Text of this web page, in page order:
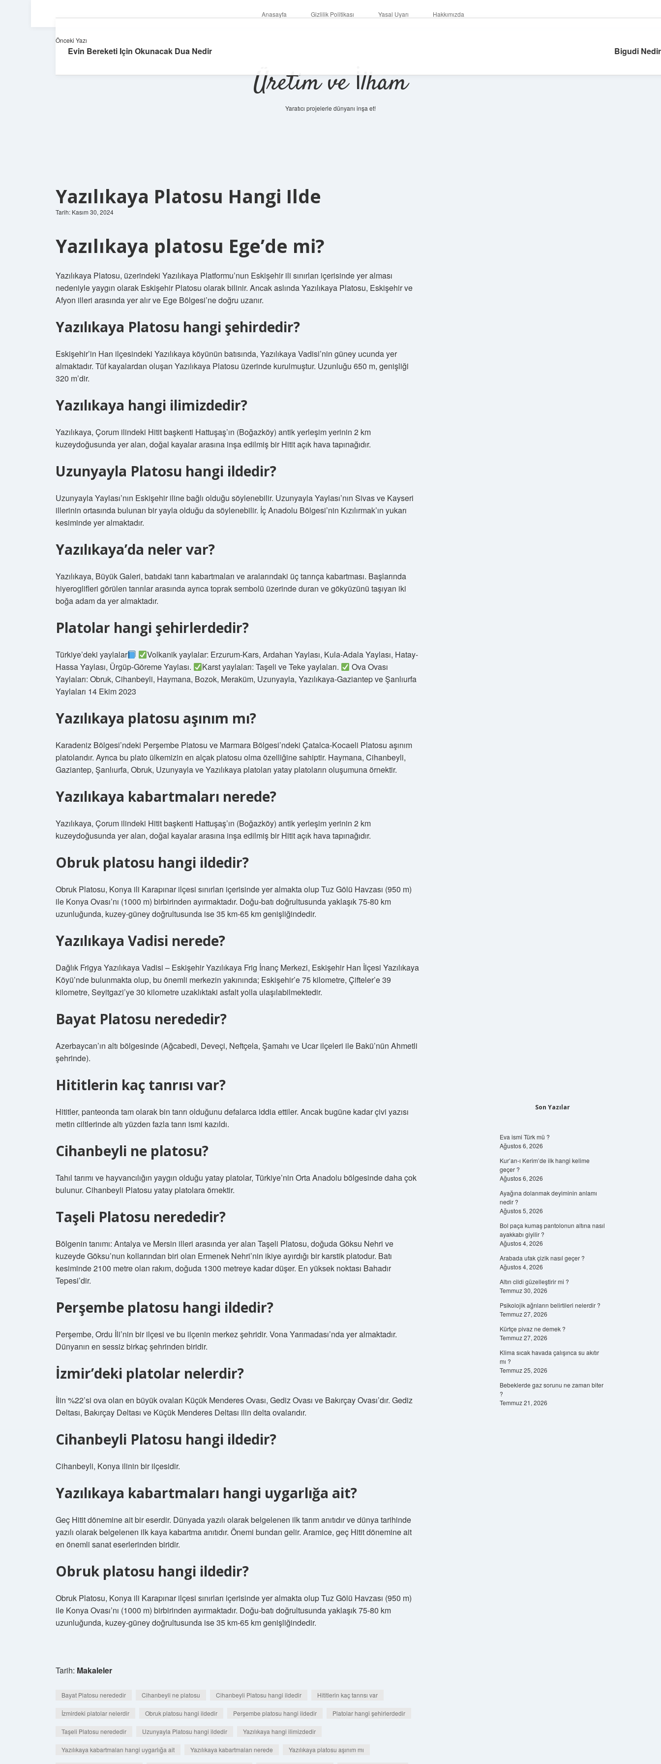
Anasayfa Gizlilik Politikası Yasal Uyarı Hakkımızda
Üretim ve İlham
Yaratıcı projelerle dünyanı inşa et!
Yazılıkaya Platosu Hangi Ilde
Tarih: Kasım 30, 2024
Yazılıkaya platosu Ege’de mi?
Yazılıkaya Platosu, üzerindeki Yazılıkaya Platformu’nun Eskişehir ili sınırları içerisinde yer alması
nedeniyle yaygın olarak Eskişehir Platosu olarak bilinir. Ancak aslında Yazılıkaya Platosu, Eskişehir ve
Afyon illeri arasında yer alır ve Ege Bölgesi’ne doğru uzanır.
Yazılıkaya Platosu hangi şehirdedir?
Eskişehir’in Han ilçesindeki Yazılıkaya köyünün batısında, Yazılıkaya Vadisi’nin güney ucunda yer
almaktadır. Tüf kayalardan oluşan Yazılıkaya Platosu üzerinde kurulmuştur. Uzunluğu 650 m, genişliği
320 m’dir.
Yazılıkaya hangi ilimizdedir?
Yazılıkaya, Çorum ilindeki Hitit başkenti Hattuşaş’ın (Boğazköy) antik yerleşim yerinin 2 km
kuzeydoğusunda yer alan, doğal kayalar arasına inşa edilmiş bir Hitit açık hava tapınağıdır.
Uzunyayla Platosu hangi ildedir?
Uzunyayla Yaylası’nın Eskişehir iline bağlı olduğu söylenebilir. Uzunyayla Yaylası’nın Sivas ve Kayseri
illerinin ortasında bulunan bir yayla olduğu da söylenebilir. İç Anadolu Bölgesi’nin Kızılırmak’ın yukarı
kesiminde yer almaktadır.
Yazılıkaya’da neler var?
Yazılıkaya, Büyük Galeri, batıdaki tanrı kabartmaları ve aralarındaki üç tanrıça kabartması. Başlarında
hiyeroglifleri görülen tanrılar arasında ayrıca toprak sembolü üzerinde duran ve gökyüzünü taşıyan iki
boğa adam da yer almaktadır.
Platolar hangi şehirlerdedir?
Türkiye’deki yaylalar
Volkanik yaylalar: Erzurum-Kars, Ardahan Yaylası, Kula-Adala Yaylası, Hatay-
Hassa Yaylası, Ürgüp-Göreme Yaylası.
Karst yaylaları: Taşeli ve Teke yaylaları.
Ova Ovası
Yaylaları: Obruk, Cihanbeyli, Haymana, Bozok, Meraküm, Uzunyayla, Yazılıkaya-Gaziantep ve Şanlıurfa
Yaylaları 14 Ekim 2023
Yazılıkaya platosu aşınım mı?
Karadeniz Bölgesi’ndeki Perşembe Platosu ve Marmara Bölgesi’ndeki Çatalca-Kocaeli Platosu aşınım
platolarıdır. Ayrıca bu plato ülkemizin en alçak platosu olma özelliğine sahiptir. Haymana, Cihanbeyli,
Gaziantep, Şanlıurfa, Obruk, Uzunyayla ve Yazılıkaya platoları yatay platoların oluşumuna örnektir.
Yazılıkaya kabartmaları nerede?
Yazılıkaya, Çorum ilindeki Hitit başkenti Hattuşaş’ın (Boğazköy) antik yerleşim yerinin 2 km
kuzeydoğusunda yer alan, doğal kayalar arasına inşa edilmiş bir Hitit açık hava tapınağıdır.
Obruk platosu hangi ildedir?
Obruk Platosu, Konya ili Karapınar ilçesi sınırları içerisinde yer almakta olup Tuz Gölü Havzası (950 m)
ile Konya Ovası’nı (1000 m) birbirinden ayırmaktadır. Doğu-batı doğrultusunda yaklaşık 75-80 km
uzunluğunda, kuzey-güney doğrultusunda ise 35 km-65 km genişliğindedir.
Yazılıkaya Vadisi nerede?
Dağlık Frigya Yazılıkaya Vadisi – Eskişehir Yazılıkaya Frig İnanç Merkezi, Eskişehir Han İlçesi Yazılıkaya
Köyü’nde bulunmakta olup, bu önemli merkezin yakınında; Eskişehir’e 75 kilometre, Çifteler’e 39
kilometre, Seyitgazi’ye 30 kilometre uzaklıktaki asfalt yolla ulaşılabilmektedir.
Bayat Platosu nerededir?
Azerbaycan’ın altı bölgesinde (Ağcabedi, Deveçi, Neftçela, Şamahı ve Ucar ilçeleri ile Bakü’nün Ahmetli
şehrinde).
Hititlerin kaç tanrısı var?
Hititler, panteonda tam olarak bin tanrı olduğunu defalarca iddia ettiler. Ancak bugüne kadar çivi yazısı
metin ciltlerinde altı yüzden fazla tanrı ismi kazıldı.
Cihanbeyli ne platosu?
Tahıl tarımı ve hayvancılığın yaygın olduğu yatay platolar, Türkiye’nin Orta Anadolu bölgesinde daha çok
bulunur. Cihanbeyli Platosu yatay platolara örnektir.
Taşeli Platosu nerededir?
Bölgenin tanımı: Antalya ve Mersin illeri arasında yer alan Taşeli Platosu, doğuda Göksu Nehri ve
kuzeyde Göksu’nun kollarından biri olan Ermenek Nehri’nin ikiye ayırdığı bir karstik platodur. Batı
kesiminde 2100 metre olan rakım, doğuda 1300 metreye kadar düşer. En yüksek noktası Bahadır
Tepesi’dir.
Perşembe platosu hangi ildedir?
Perşembe, Ordu İli’nin bir ilçesi ve bu ilçenin merkez şehridir. Vona Yarımadası’nda yer almaktadır.
Dünyanın en sessiz birkaç şehrinden biridir.
İzmir’deki platolar nelerdir?
İlin %22’si ova olan en büyük ovaları Küçük Menderes Ovası, Gediz Ovası ve Bakırçay Ovası’dır. Gediz
Deltası, Bakırçay Deltası ve Küçük Menderes Deltası ilin delta ovalarıdır.
Cihanbeyli Platosu hangi ildedir?
Cihanbeyli, Konya ilinin bir ilçesidir.
Yazılıkaya kabartmaları hangi uygarlığa ait?
Geç Hitit dönemine ait bir eserdir. Dünyada yazılı olarak belgelenen ilk tarım anıtıdır ve dünya tarihinde
yazılı olarak belgelenen ilk kaya kabartma anıtıdır. Önemi bundan gelir. Aramice, geç Hitit dönemine ait
en önemli sanat eserlerinden biridir.
Obruk platosu hangi ildedir?
Obruk Platosu, Konya ili Karapınar ilçesi sınırları içerisinde yer almakta olup Tuz Gölü Havzası (950 m)
ile Konya Ovası’nı (1000 m) birbirinden ayırmaktadır. Doğu-batı doğrultusunda yaklaşık 75-80 km
uzunluğunda, kuzey-güney doğrultusunda ise 35 km-65 km genişliğindedir.
Tarih: Makaleler
Bayat Platosu nerededir Cihanbeyli ne platosu Cihanbeyli Platosu hangi ildedir Hititlerin kaç tanrısı var
İzmirdeki platolar nelerdir Obruk platosu hangi ildedir Perşembe platosu hangi ildedir Platolar hangi şehirlerdedir
Taşeli Platosu nerededir Uzunyayla Platosu hangi ildedir Yazılıkaya hangi ilimizdedir
Yazılıkaya kabartmaları hangi uygarlığa ait Yazılıkaya kabartmaları nerede Yazılıkaya platosu aşınım mı
Önceki Yazı
Evin Bereketi Için Okunacak Dua Nedir Bigudi Nedir
Son Yazılar
Eva ismi Türk mü ?
Ağustos 6, 2026
Kur’an-ı Kerim’de ilk hangi kelime
geçer ?
Ağustos 6, 2026
Ayağına dolanmak deyiminin anlamı
nedir ?
Ağustos 5, 2026
Bol paça kumaş pantolonun altına nasıl
ayakkabı giyilir ?
Ağustos 4, 2026
Arabada ufak çizik nasıl geçer ?
Ağustos 4, 2026
Altın cildi güzelleştirir mi ?
Temmuz 30, 2026
Psikolojik ağrıların belirtileri nelerdir ?
Temmuz 27, 2026
Kürtçe pivaz ne demek ?
Temmuz 27, 2026
Klima sıcak havada çalışınca su akıtır
mı ?
Temmuz 25, 2026
Bebeklerde gaz sorunu ne zaman biter
?
Temmuz 21, 2026